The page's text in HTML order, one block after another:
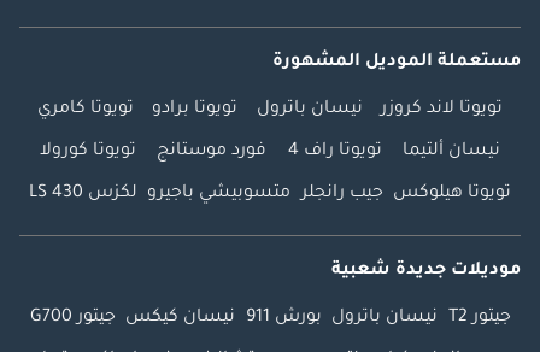
مستعملة الموديل المشهورة
تويوتا لاند كروزر نيسان باترول تويوتا برادو تويوتا كامري
نيسان ألتيما تويوتا راف 4 فورد موستانج تويوتا كورولا
تويوتا هيلوكس جيب رانجلر متسوبيشي باجيرو لكزس LS 430
موديلات جديدة شعبية
جيتور T2 نيسان باترول بورش 911 نيسان كيكس جيتور G700